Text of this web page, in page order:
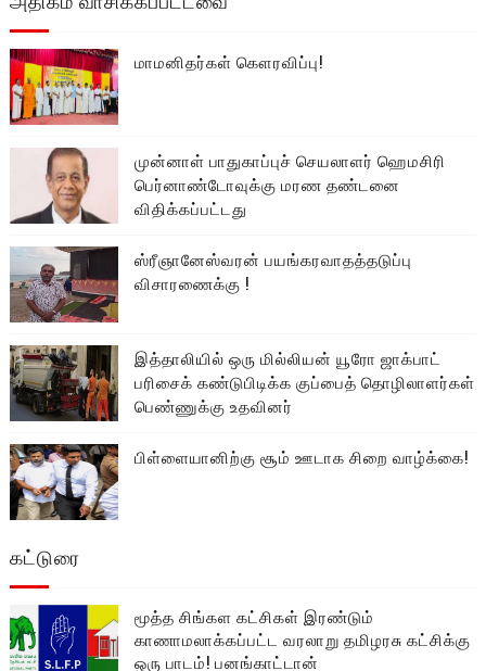
மாமனிதர்கள் கௌரவிப்பு!
முன்னாள் பாதுகாப்புச் செயலாளர் ஹெமசிரி
பெர்னாண்டோவுக்கு மரண தண்டனை
விதிக்கப்பட்டது
ஸ்ரீஞானேஸ்வரன் பயங்கரவாதத்தடுப்பு
விசாரணைக்கு !
இத்தாலியில் ஒரு மில்லியன் யூரோ ஜாக்பாட்
பரிசைக் கண்டுபிடிக்க குப்பைத் தொழிலாளர்கள்
பெண்ணுக்கு உதவினர்
பிள்ளையானிற்கு சூம் ஊடாக சிறை வாழ்க்கை!
கட்டுரை
மூத்த சிங்கள கட்சிகள் இரண்டும்
காணாமலாக்கப்பட்ட வரலாறு தமிழரசு கட்சிக்கு
ஒரு பாடம்! பனங்காட்டான்